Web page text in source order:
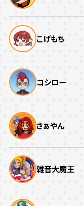
こげもち
コシロー
さぁやん
雑音大魔王